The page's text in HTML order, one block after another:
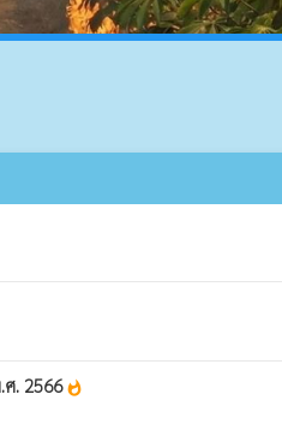
ศ. 2566whatshot